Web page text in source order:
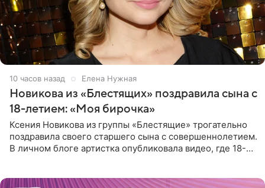
10 часов назад Елена Нужная
Новикова из «Блестящих» поздравила сына с
18-летием: «Моя бирочка»
Ксения Новикова из группы «Блестящие» трогательно
поздравила своего старшего сына с совершеннолетием.
В личном блоге артистка опубликовала видео, где 18-